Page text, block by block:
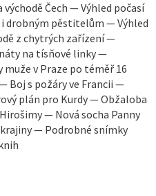
Čech — Výhled počasí
drobným pěstitelům — Výhled
z chytrých zařízení —
na tísňové linky —
v Praze po téměř 16
Boj s požáry ve Francii —
plán pro Kurdy — Obžaloba
— Nová socha Panny
— Podrobné snímky